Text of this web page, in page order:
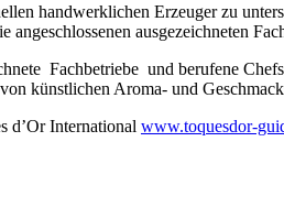
handwerklichen Erzeuger zu
angeschlossenen ausgezeichneten
Fachbetriebe und berufene
künstlichen Aroma- und
d’Or International www.toquesdor-